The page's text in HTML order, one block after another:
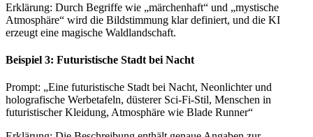
Erklärung: Durch Begriffe wie „märchenhaft“ und „mystische
Atmosphäre“ wird die Bildstimmung klar definiert, und die KI
erzeugt eine magische Waldlandschaft.
Beispiel 3: Futuristische Stadt bei Nacht
Prompt: „Eine futuristische Stadt bei Nacht, Neonlichter und
holografische Werbetafeln, düsterer Sci-Fi-Stil, Menschen in
futuristischer Kleidung, Atmosphäre wie Blade Runner“